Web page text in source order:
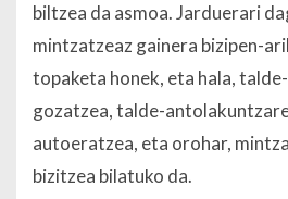
biltzea da asmoa. Jarduerari
mintzatzeaz gainera bizipen-
topaketa honek, eta hala,
gozatzea, talde-
autoeratzea, eta orohar,
bizitzea bilatuko da.